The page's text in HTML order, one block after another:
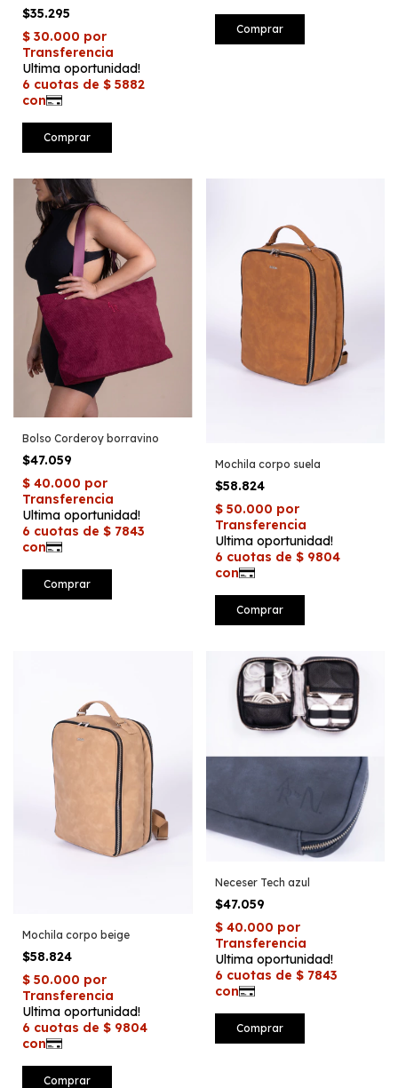
$35.295
Bolso Corderoy borravino
$47.059 Mochila corpo suela
$58.824
Mochila corpo beige
$58.824
Neceser Tech azul
$47.059